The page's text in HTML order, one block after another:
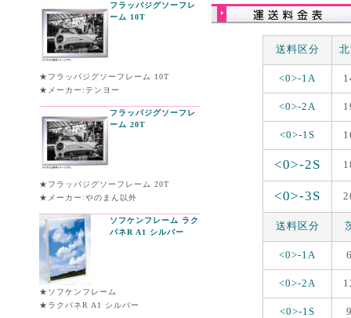
フラッパジグソーフレ
ーム 10T
★フラッパジグソーフレーム 10T
★メーカー:テンヨー
フラッパジグソーフレ
ーム 20T
★フラッパジグソーフレーム 20T
★メーカー:やのまん以外
ソフケンフレーム ラク
パネR A1 シルバー
★ソフケンフレーム
★ラクパネR A1 シルバー
送料区分
<0>-1A
<0>-2A
<0>-1S
<0>-2S
<0>-3S
送料区分
<0>-1A
<0>-2A
<0>-1S